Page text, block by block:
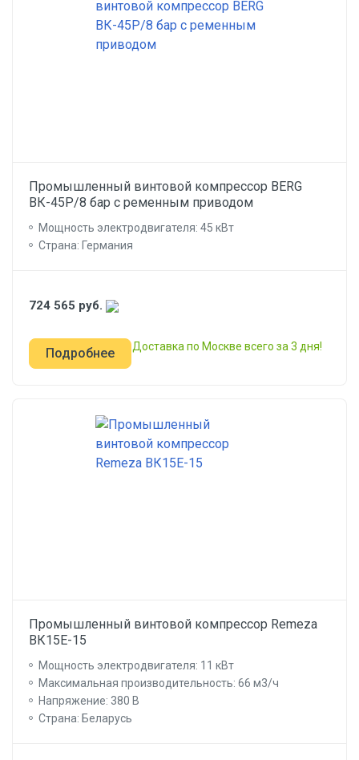
Промышленный винтовой компрессор BERG
ВК-45Р/8 бар с ременным приводом
Мощность электродвигателя: 45 кВт
Страна: Германия
724 565 руб.
Подробнее Доставка по Москве всего за 3 дня!
Промышленный винтовой компрессор Remeza
ВК15Е-15
Мощность электродвигателя: 11 кВт
Максимальная производительность: 66 м3/ч
Напряжение: 380 В
Страна: Беларусь